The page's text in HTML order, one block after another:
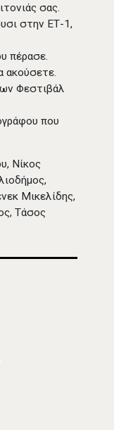
σας.
στην ΕΤ-1,
πέρασε.
ακούσετε.
Φεστιβάλ
που
Νίκος
Μικελίδης,
Τάσος